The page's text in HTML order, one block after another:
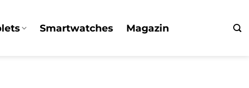
Smartwatches Magazin